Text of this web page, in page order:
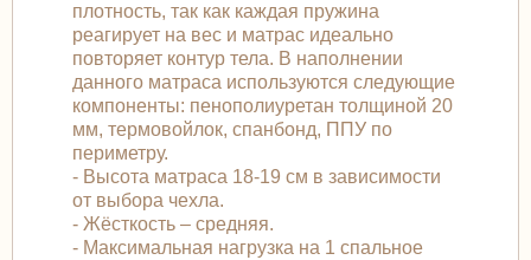
плотность, так как каждая пружина
реагирует на вес и матрас идеально
повторяет контур тела. В наполнении
данного матраса используются следующие
компоненты: пенополиуретан толщиной 20
мм, термовойлок, спанбонд, ППУ по
периметру.
- Высота матраса 18-19 см в зависимости
от выбора чехла.
- Жёсткость – средняя.
- Максимальная нагрузка на 1 спальное